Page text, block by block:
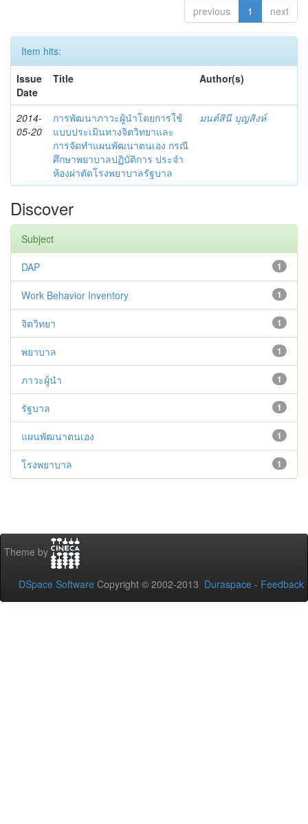
previous 1 next
Item hits:
Issue
Date
Title Author(s)
2014-
05-20
การพัฒนาภาวะผู้นำโดยการใช้
แบบประเมินทางจิตวิทยาและ
การจัดทำแผนพัฒนาตนเอง กรณี
ศึกษาพยาบาลปฏิบัติการ ประจำ
ห้องผ่าตัดโรงพยาบาลรัฐบาล
มนต์สินี บุญสิงห์
Discover
Subject
1
DAP
1
Work Behavior Inventory
1
จิตวิทยา
1
พยาบาล
1
ภาวะผู้นำ
1
รัฐบาล
1
แผนพัฒนาตนเอง
1
โรงพยาบาล
Theme by
DSpace Software Copyright © 2002-2013 Duraspace - Feedback